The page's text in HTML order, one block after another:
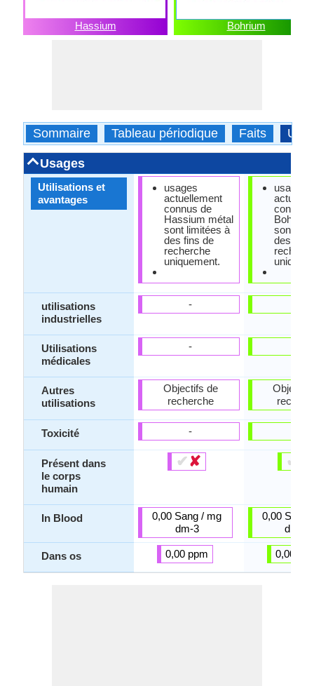
Hassium Bohrium
Sommaire Tableau périodique Faits
Usages
Utilisations et
avantages
utilisations
industrielles
Utilisations
médicales
Autres
utilisations
Toxicité
Présent dans
le corps
humain
In Blood
Dans os
usages
actuellement
connus de
Hassium métal
sont limitées à
des fins de
recherche
uniquement.
-
-
Objectifs de
recherche
-
✔✘
0,00 Sang / mg
dm-3
0,00 ppm
usages
connus
sont
des fins
✔
0,00 Sang
dm-3
0,00